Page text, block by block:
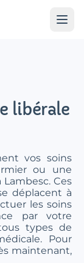
libérale
vos soins
ou une
Ces
déplacent à
les soins
par votre
types de
Pour
maintenant,